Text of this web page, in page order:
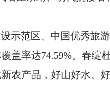
示范区、中国优秀旅
盖率达74.59%。春绽
农产品，好山好水、